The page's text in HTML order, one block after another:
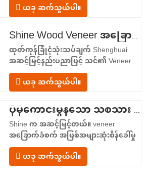
မျဉ်းဖြောင့်စီးဆင်းမှုဖြင့် စီစဉ်ထားသော
ပေါင်းစပ်လုပ်ဆောင်ချက်ဇုန်လေးခုကို ပံ့ပိုး
ပေးသည်။ အစာကျွေးသည့်အပိုင်း– အဝင်
သယ်ယူကိရိယာတစ်ခုနှင့် ဗီနီယာစာရွက်
တစ်ခုစီကို အခြောက်ခံခန်းထဲသို့…
ယခု ဆက်သွယ်ပါ။
Shine Wood Veneer အခြောက်ခံစက် - ထုတ်ကုန် အပ်လုဒ်ပုံစံကို အပြီးသတ်ပါ။
ထုတ်ကုန်ခြုံငုံသုံးသပ်ချက် Shenghuai
အဆင့်မြင့်နည်းပညာဖြင့် သင်၏ Veneer
အခြောက်ခံခြင်းလုပ်ငန်းစဉ်ကို ပြုပြင်
ပြောင်းလဲပါ။ Shine Roller ၊ Veneer
အခြောက်ခံစက် အောင်မြင်မှုကို ကိုယ်စား
ပြုသည်။ သစ်သား veneer အပြောင်းအလဲ
နဲ့နည်းပညာ။ အထပ်သားထုတ်လုပ်သူများ၊
veneer ကြိတ်စက်များနှင့်…
ယခု ဆက်သွယ်ပါ။
ပိုမိုကောင်းမွန်သော သစ်သား Veneer အရည်အသွေးနှင့် အထွက်နှုန်းအတွက် တိကျသော အခြောက်ခံခြင်း
Shine က အဆင့်မြင့်တယ်။ veneer
အခြောက်ခံစက် အဖြစ်အများဆုံးစိန်ခေါ်မှု
များကိုကိုင်တွယ်ဖြေရှင်းရန်ဒီဇိုင်းပြုလုပ်
ထားသည်။ veneer အခြောက်ခံခြင်း။: မ
ညီမညာသော အစိုဓာတ်ပါဝင်မှု၊ စွမ်းအင်မ
ယခု ဆက်သွယ်ပါ။